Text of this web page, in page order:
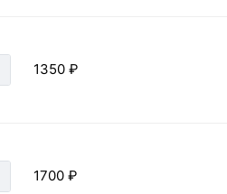
1350 ₽
1700 ₽